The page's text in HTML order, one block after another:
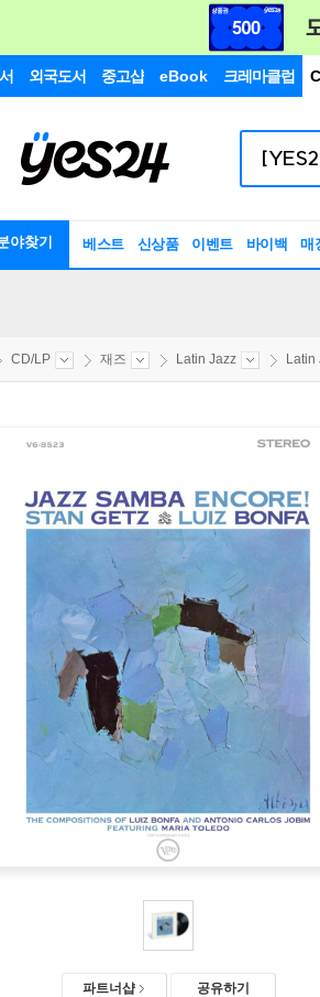
외국도서 중고샵 eBook 크레마클럽
야찾기 베스트 신상품 이벤트 바이백 매
CD/LP 재즈 Latin Jazz Latin
파트너샵 공유하기